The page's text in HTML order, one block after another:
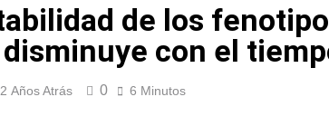
3 Días Atrás
ISDIN promueve la
Minions
La fisioterapia pediátrica
de los
con el
2 Años Atrás 0 6 Minutos